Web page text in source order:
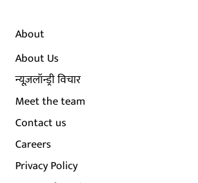
About
About Us
न्यूज़लॉन्ड्री विचार
Meet the team
Contact us
Careers
Privacy Policy